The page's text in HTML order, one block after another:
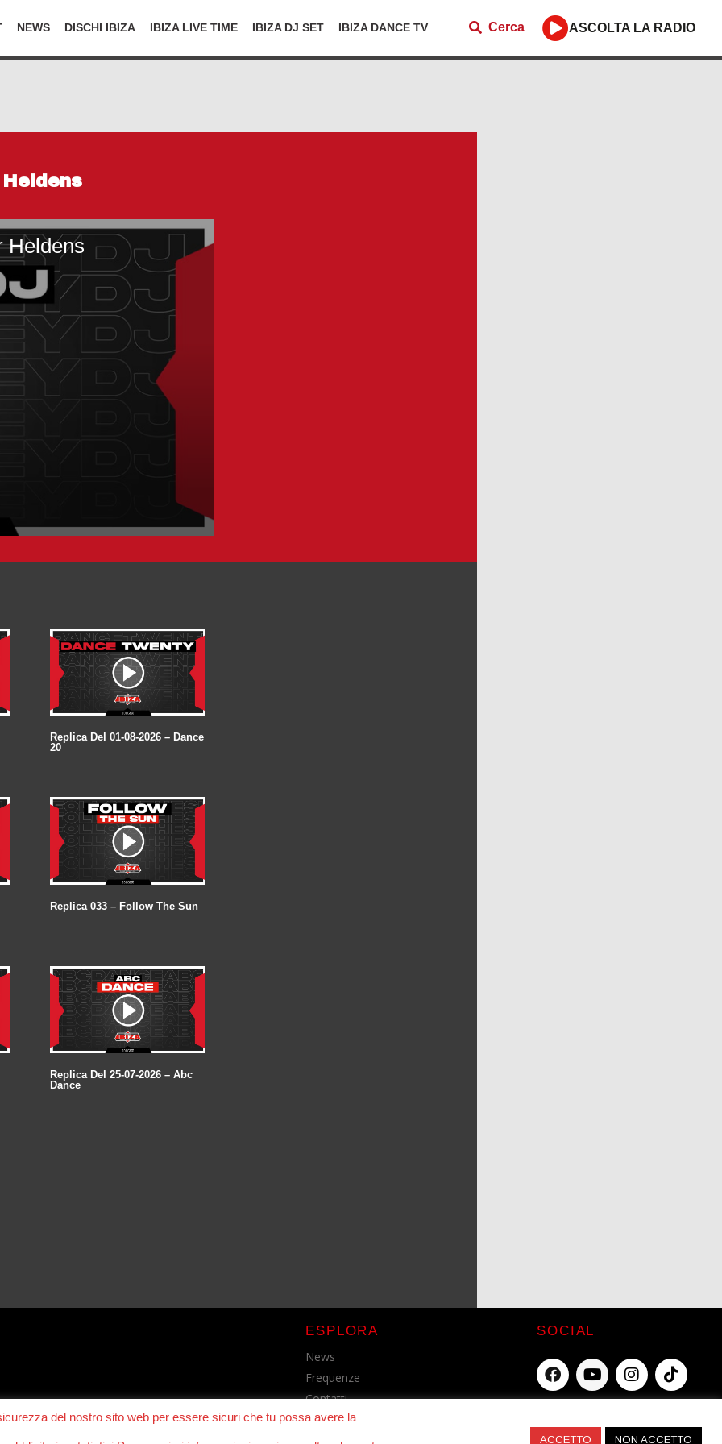
NEWS DISCHI IBIZA IBIZA LIVE TIME IBIZA DJ SET IBIZA DANCE TV Cerca ASCOLTA LA RADIO
Heldens
Heldens
Replica Del 01-08-2026 – Dance
20
Replica 033 – Follow The Sun
Replica Del 25-07-2026 – Abc
Dance
ESPLORA
News
Frequenze
Contatti
Cookie Policy
Privacy Policy
SOCIAL
del nostro sito web per essere sicuri che tu possa avere la
ACCETTO NON ACCETTO